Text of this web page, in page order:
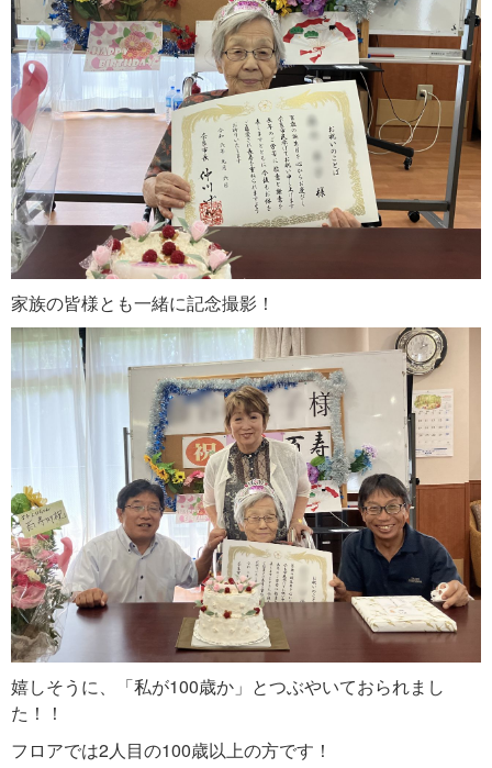
家族の皆様とも一緒に記念撮影！
嬉しそうに、「私が100歳か」とつぶやいておられまし
た！！
フロアでは2人目の100歳以上の方です！